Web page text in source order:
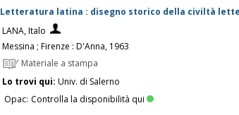
Letteratura latina : disegno storico della civiltà
LANA, Italo
Messina ; Firenze : D'Anna, 1963
Materiale a stampa
Lo trovi qui: Univ. di Salerno
Opac: Controlla la disponibilità qui